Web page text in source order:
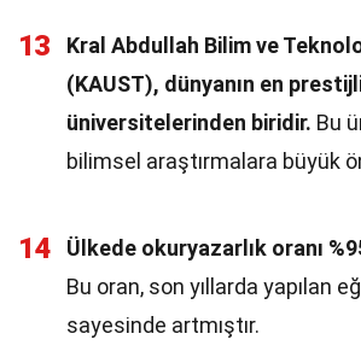
13
Kral Abdullah Bilim ve
(KAUST), dünyanın en
üniversitelerinden biridir. Bu
bilimsel araştırmalara büyük
14
Ülkede okuryazarlık oranı
Bu oran, son yıllarda yapılan
sayesinde artmıştır.